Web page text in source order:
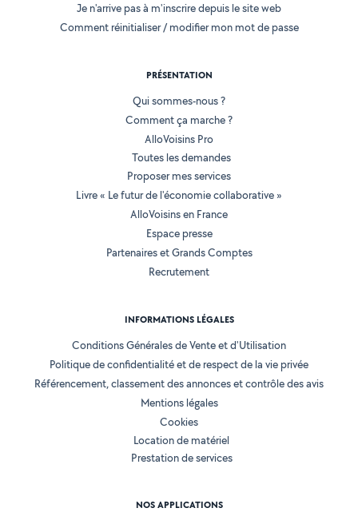
Je n'arrive pas à m'inscrire depuis le site web
Comment réinitialiser / modifier mon mot de passe
PRÉSENTATION
Qui sommes-nous ?
Comment ça marche ?
AlloVoisins Pro
Toutes les demandes
Proposer mes services
Livre « Le futur de l'économie collaborative »
AlloVoisins en France
Espace presse
Partenaires et Grands Comptes
Recrutement
INFORMATIONS LÉGALES
Conditions Générales de Vente et d'Utilisation
Politique de confidentialité et de respect de la vie privée
Référencement, classement des annonces et contrôle des avis
Mentions légales
Cookies
Location de matériel
Prestation de services
NOS APPLICATIONS